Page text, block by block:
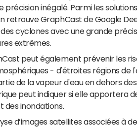
précision inégalé. Parmi les
retrouve GraphCast de Google
cyclones avec une grande
extrêmes.
peut également prévenir les
- d'étroites régions de
de la vapeur d'eau en dehors
peut indiquer si elle apportera
des inondations.
d’images satellites associées à